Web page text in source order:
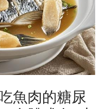
魚肉的糖尿